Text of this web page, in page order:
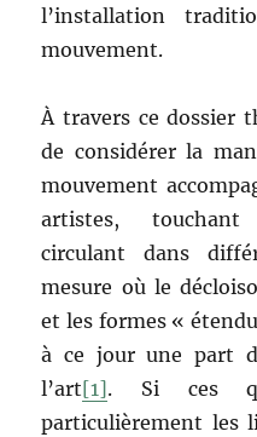
l’installation
mouvement.
À travers ce dossier
de considérer la
mouvement
artistes, touchant
circulant dans
mesure où le
et les formes «
à ce jour une part
l’art[1]. Si ces
particulièrement les